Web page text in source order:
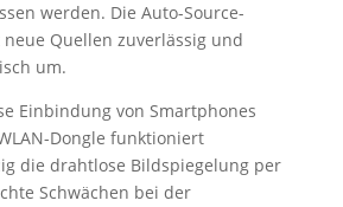
werden. Die Auto-Source-
Quellen zuverlässig und
um.
Einbindung von Smartphones
Dongle funktioniert
die drahtlose Bildspiegelung per
Schwächen bei der